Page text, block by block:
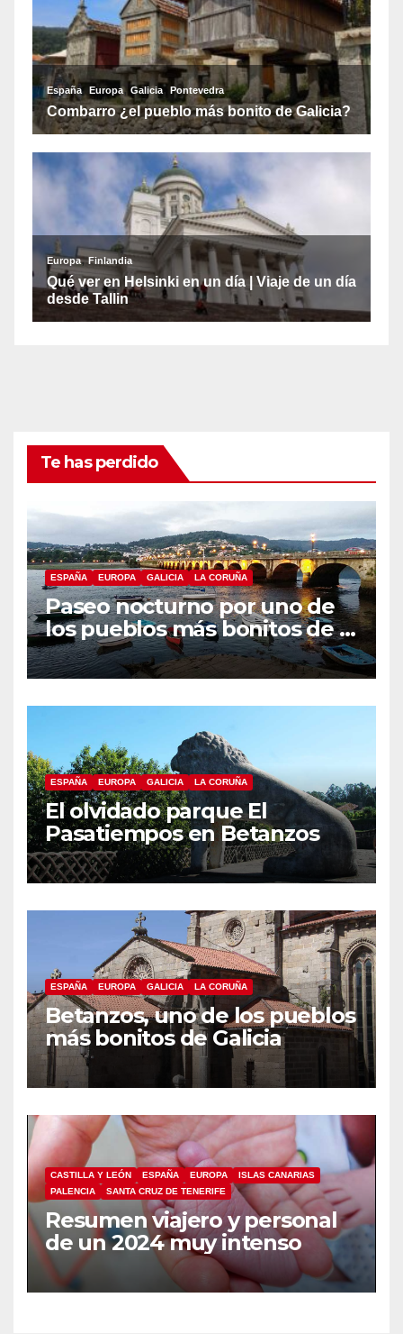
Te has perdido
ESPAÑA EUROPA GALICIA LA CORUÑA
Paseo nocturno por uno de
los pueblos más bonitos de A
Coruña, Puentedeume
ESPAÑA EUROPA GALICIA LA CORUÑA
El olvidado parque El
Pasatiempos en Betanzos
ESPAÑA EUROPA GALICIA LA CORUÑA
Betanzos, uno de los pueblos
más bonitos de Galicia
CASTILLA Y LEÓN ESPAÑA EUROPA
ISLAS CANARIAS
PALENCIA
SANTA CRUZ DE TENERIFE
Resumen viajero y personal
de un 2024 muy intenso